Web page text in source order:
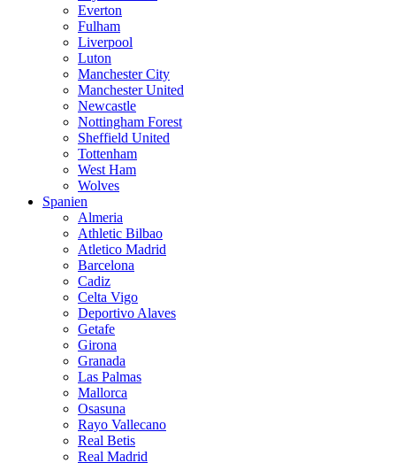
Everton
Fulham
Liverpool
Luton
Manchester City
Manchester United
Newcastle
Nottingham Forest
Sheffield United
Tottenham
West Ham
Wolves
Spanien
Almeria
Athletic Bilbao
Atletico Madrid
Barcelona
Cadiz
Celta Vigo
Deportivo Alaves
Getafe
Girona
Granada
Las Palmas
Mallorca
Osasuna
Rayo Vallecano
Real Betis
Real Madrid